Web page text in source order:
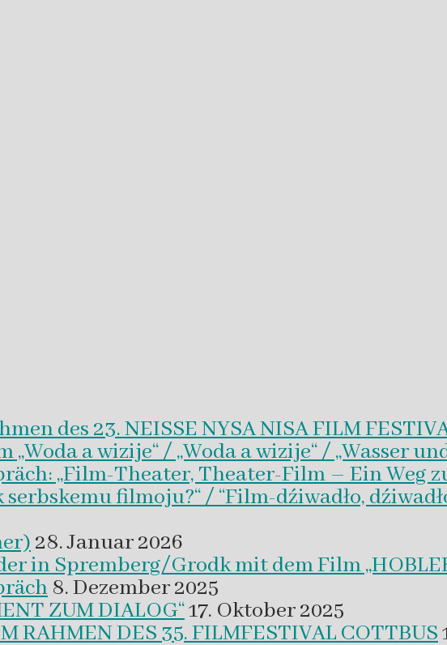
des 23. NEISSE NYSA NISA FILM
a wizije“ / „Woda a wizije“ / „Wasser
„Film-Theater, Theater-Film – Ein Weg
filmoju?“ / “Film-dźiwadło,
28. Januar 2026
in Spremberg/Grodk mit dem Film
8. Dezember 2025
ZUM DIALOG“17. Oktober 2025
RAHMEN DES 35. FILMFESTIVAL COTTBUS